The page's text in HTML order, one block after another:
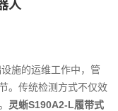
人
施的运维工作中，管
。传统检测方式不仅效
灵蜥S190A2-L履带式